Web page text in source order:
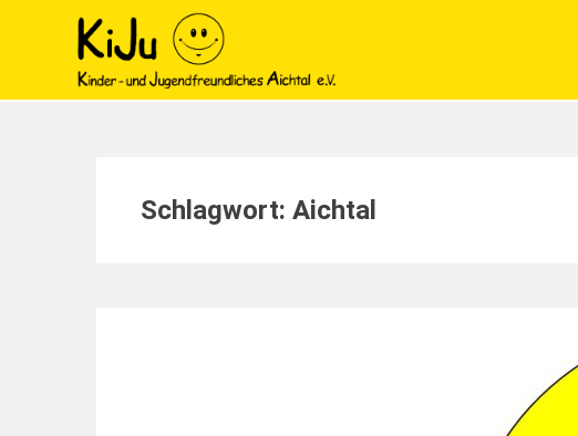
Schlagwort: Aichtal